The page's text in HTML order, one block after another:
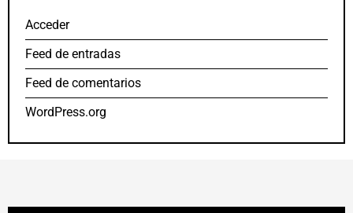
Acceder
Feed de entradas
Feed de comentarios
WordPress.org